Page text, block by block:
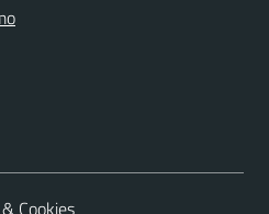
Cookies